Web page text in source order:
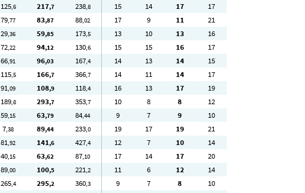
125,6 217,7 238,8 15 14 17
17
79,77 83,87 88,02 17 9 11
21
29,36 59,85 173,5 13 10 13
16
72,22 94,12 130,6 15 15 16
17
66,91 96,03 167,4 14 13 14
15
115,5 166,7 366,7 14 11 14
17
91,09 108,9 118,4 16 13 17
19
189,8 293,7 353,7 10 8 8
12
59,15 63,79 84,44 9 7 9
10
7,38 89,44 233,0 19 17 19
21
81,92 141,6 427,4 12 7 10
14
40,15 63,62 87,10 17 14 17
20
89,00 100,5 221,2 11 6 12
14
265,4 295,2 360,3 9 7 8
10